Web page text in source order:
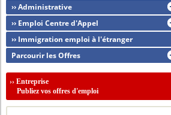
›› Administrative
›› Emploi Centre d'Appel
›› Immigration emploi à l'étranger
Parcourir les Offres
››Entreprise
Publiez vos offres d'emploi